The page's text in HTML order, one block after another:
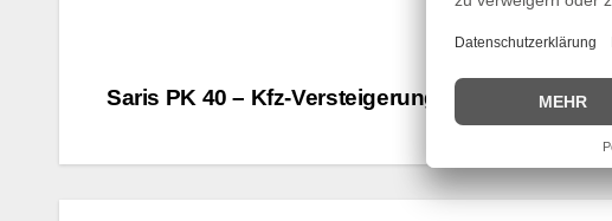
Beitragsnavigation
Saris PK 40 – Kfz-Versteigerung am 12.10.